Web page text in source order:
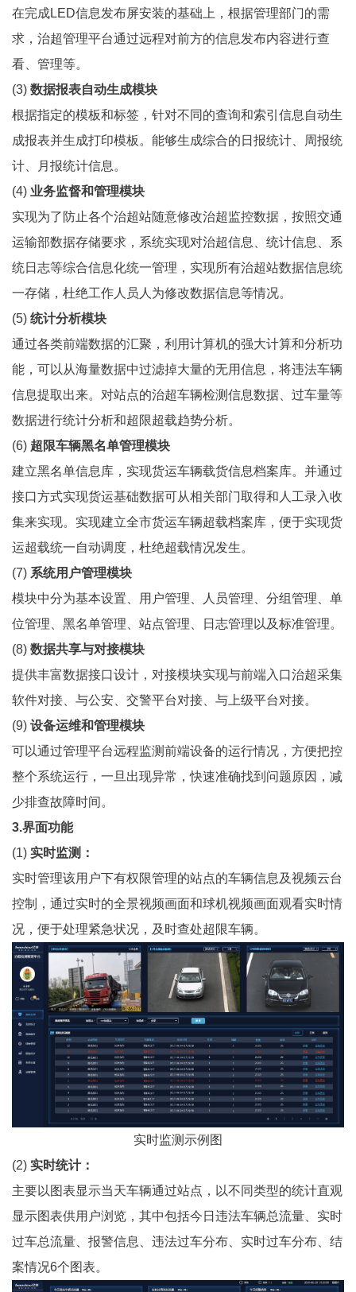
在完成LED信息发布屏安装的基础上，根据管理部门的需
求，治超管理平台通过远程对前方的信息发布内容进行查
看、管理等。
(3) 数据报表自动生成模块
根据指定的模板和标签，针对不同的查询和索引信息自动生
成报表并生成打印模板。能够生成综合的日报统计、周报统
计、月报统计信息。
(4) 业务监督和管理模块
实现为了防止各个治超站随意修改治超监控数据，按照交通
运输部数据存储要求，系统实现对治超信息、统计信息、系
统日志等综合信息化统一管理，实现所有治超站数据信息统
一存储，杜绝工作人员人为修改数据信息等情况。
(5) 统计分析模块
通过各类前端数据的汇聚，利用计算机的强大计算和分析功
能，可以从海量数据中过滤掉大量的无用信息，将违法车辆
信息提取出来。对站点的治超车辆检测信息数据、过车量等
数据进行统计分析和超限超载趋势分析。
(6) 超限车辆黑名单管理模块
建立黑名单信息库，实现货运车辆载货信息档案库。并通过
接口方式实现货运基础数据可从相关部门取得和人工录入收
集来实现。实现建立全市货运车辆超载档案库，便于实现货
运超载统一自动调度，杜绝超载情况发生。
(7) 系统用户管理模块
模块中分为基本设置、用户管理、人员管理、分组管理、单
位管理、黑名单管理、站点管理、日志管理以及标准管理。
(8) 数据共享与对接模块
提供丰富数据接口设计，对接模块实现与前端入口治超采集
软件对接、与公安、交警平台对接、与上级平台对接。
(9) 设备运维和管理模块
可以通过管理平台远程监测前端设备的运行情况，方便把控
整个系统运行，一旦出现异常，快速准确找到问题原因，减
少排查故障时间。
3.界面功能
(1) 实时监测：
实时管理该用户下有权限管理的站点的车辆信息及视频云台
控制，通过实时的全景视频画面和球机视频画面观看实时情
况，便于处理紧急状况，及时查处超限车辆。
实时监测示例图
(2) 实时统计：
主要以图表显示当天车辆通过站点，以不同类型的统计直观
显示图表供用户浏览，其中包括今日违法车辆总流量、实时
过车总流量、报警信息、违法过车分布、实时过车分布、结
案情况6个图表。